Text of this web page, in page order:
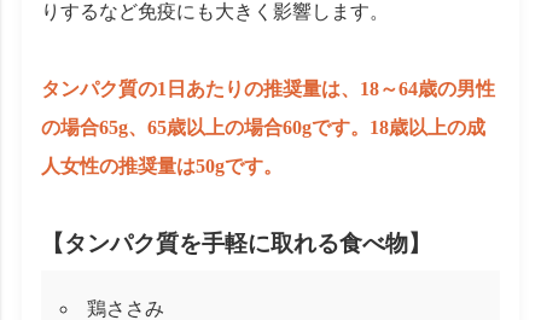
りするなど免疫にも大きく影響します。
タンパク質の1日あたりの推奨量は、18～64歳の男性
の場合65g、65歳以上の場合60gです。18歳以上の成
人女性の推奨量は50gです。
【タンパク質を手軽に取れる食べ物】
鶏ささみ